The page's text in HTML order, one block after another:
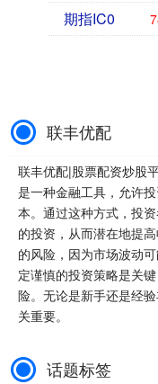
期指IC0
联丰优配
联丰优配|股票配资炒股
是一种金融工具，允许
本。通过这种方式，投
的投资，从而潜在地提
的风险，因为市场波动
定谨慎的投资策略是关
险。无论是新手还是经
关重要。
话题标签